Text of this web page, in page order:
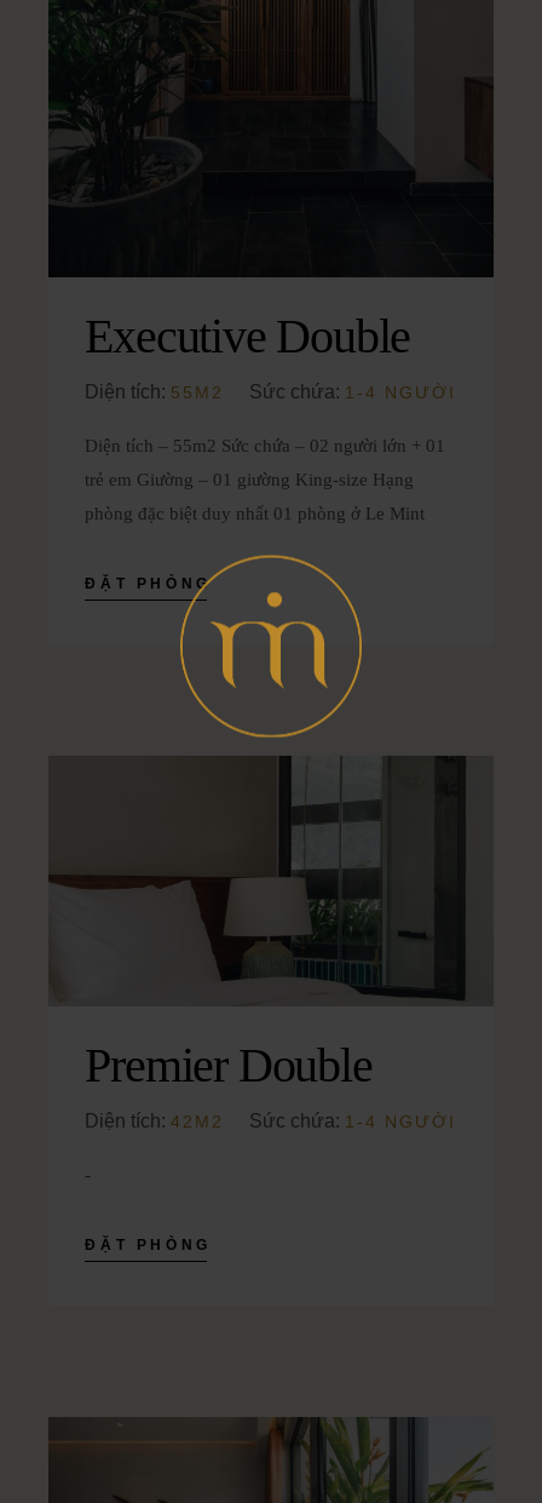
Executive Double
Diện tích: 55M2 Sức chứa: 1-4 NGƯỜI
Diện tích – 55m2 Sức chứa – 02 người lớn + 01
trẻ em Giường – 01 giường King-size Hạng
phòng đặc biệt duy nhất 01 phòng ở Le Mint
ĐẶT PHÒNG
Premier Double
Diện tích:42M2 Sức chứa: 1-4 NGƯỜI
-
ĐẶT PHÒNG